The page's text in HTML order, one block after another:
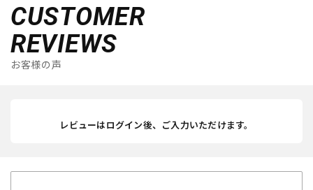
CUSTOMER
REVIEWS
お客様の声
レビューはログイン後、ご入力いただけます。